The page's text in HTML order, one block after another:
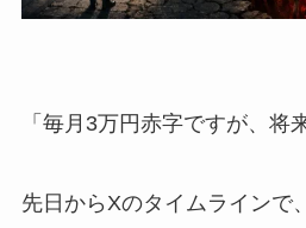
「毎月3万円赤字ですが、将
先日からXのタイムラインで